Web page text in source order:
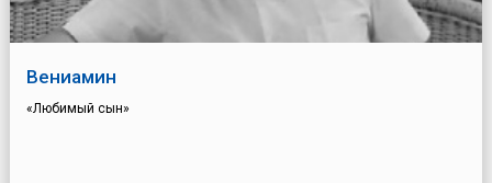
Вениамин
«Любимый сын»